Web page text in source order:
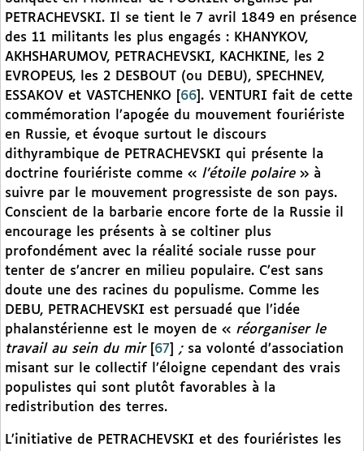
PETRACHEVSKI. Il se tient le 7 avril 1849 en présence
des 11 militants les plus engagés : KHANYKOV,
AKHSHARUMOV, PETRACHEVSKI, KACHKINE, les 2
EVROPEUS, les 2 DESBOUT (ou DEBU), SPECHNEV,
ESSAKOV et VASTCHENKO
66 . VENTURI fait de cette
commémoration l’apogée du mouvement fouriériste
en Russie, et évoque surtout le discours
dithyrambique de PETRACHEVSKI qui présente la
doctrine fouriériste comme « l’étoile polaire» à
suivre par le mouvement progressiste de son pays.
Conscient de la barbarie encore forte de la Russie il
encourage les présents à se coltiner plus
profondément avec la réalité sociale russe pour
tenter de s’ancrer en milieu populaire. C’est sans
doute une des racines du populisme. Comme les
DEBU, PETRACHEVSKI est persuadé que l’idée
phalanstérienne est le moyen de « réorganiser le
travail au sein du mir[ 67 ; sa volonté d’association
misant sur le collectif l’éloigne cependant des vrais
populistes qui sont plutôt favorables à la
redistribution des terres.
L’initiative de PETRACHEVSKI et des fouriéristes les